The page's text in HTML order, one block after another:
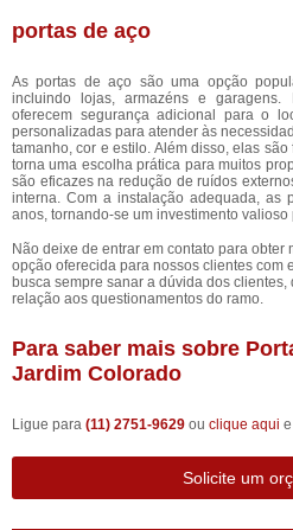
portas de aço
As portas de aço são uma opção
incluindo lojas, armazéns e garagens.
oferecem segurança adicional para o
personalizadas para atender às
tamanho, cor e estilo. Além disso, elas
torna uma escolha prática para muitos
são eficazes na redução de ruídos
interna. Com a instalação adequada, as
anos, tornando-se um investimento
Não deixe de entrar em contato para obter
opção oferecida para nossos clientes com
busca sempre sanar a dúvida dos
relação aos questionamentos do ramo.
Para saber mais sobre
Jardim Colorado
Ligue para (11) 2751-9629 ou clique aqui
Solicite um